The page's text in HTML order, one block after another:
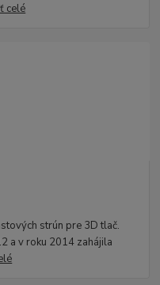
celé
strún pre 3D tlač.
a v roku 2014 zahájila